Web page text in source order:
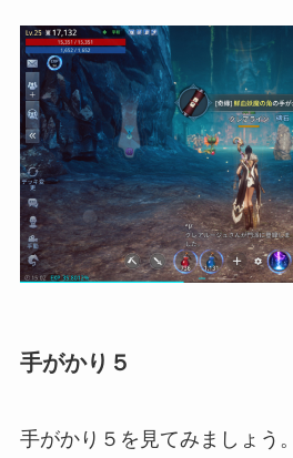
手がかり５
手がかり５を見てみましょう。